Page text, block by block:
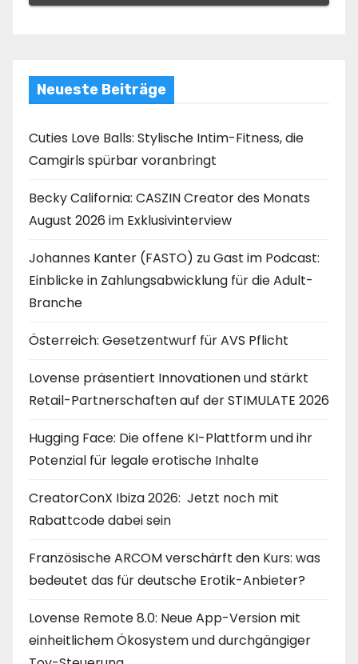
Neueste Beiträge
Cuties Love Balls: Stylische Intim-Fitness, die
Camgirls spürbar voranbringt
Becky California: CASZIN Creator des Monats
August 2026 im Exklusivinterview
Johannes Kanter (FASTO) zu Gast im Podcast:
Einblicke in Zahlungsabwicklung für die Adult-
Branche
Österreich: Gesetzentwurf für AVS Pflicht
Lovense präsentiert Innovationen und stärkt
Retail-Partnerschaften auf der STIMULATE 2026
Hugging Face: Die offene KI-Plattform und ihr
Potenzial für legale erotische Inhalte
CreatorConX Ibiza 2026: Jetzt noch mit
Rabattcode dabei sein
Französische ARCOM verschärft den Kurs: was
bedeutet das für deutsche Erotik-Anbieter?
Lovense Remote 8.0: Neue App-Version mit
einheitlichem Ökosystem und durchgängiger